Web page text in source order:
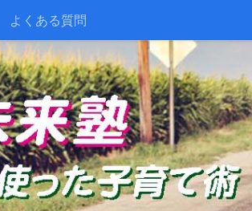
よくある質問